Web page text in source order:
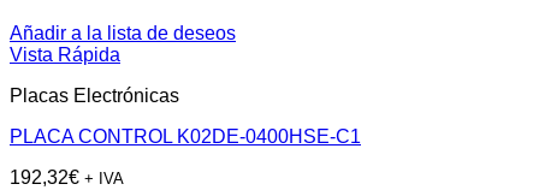
Añadir a la lista de deseos
Vista Rápida
Placas Electrónicas
PLACA CONTROL K02DE-0400HSE-C1
192,32€ + IVA